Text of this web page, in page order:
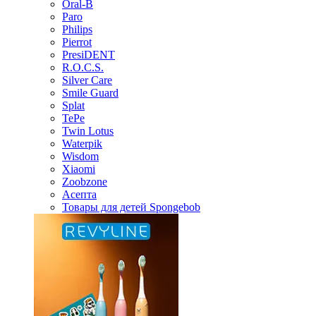
Oral-B
Paro
Philips
Pierrot
PresiDENT
R.O.C.S.
Silver Care
Smile Guard
Splat
TePe
Twin Lotus
Waterpik
Wisdom
Xiaomi
Zoobzone
Асепта
Товары для детей Spongebob